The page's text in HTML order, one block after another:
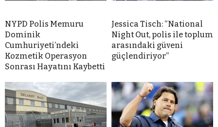
NYPD Polis Memuru
Dominik
Cumhuriyeti’ndeki
Kozmetik Operasyon
Sonrası Hayatını Kaybetti
Jessica Tisch: “National
Night Out, polis ile toplum
arasındaki güveni
güçlendiriyor”